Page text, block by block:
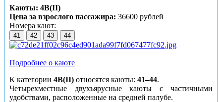
Каюты: 4В(II)
Цена за взрослого пассажира: 36600 рублей
Номера кают:
41 42 43 44
Подробнее о каюте
К категории 4В(II) относятся каюты: 41–44.
Четырехместные двухъярусные каюты с частичными
удобствами, расположенные на средней палубе.